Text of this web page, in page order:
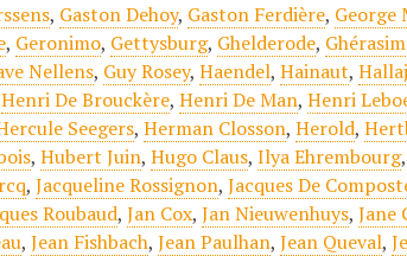
, Gaston Dehoy, Gaston Ferdière, George
, Geronimo, Gettysburg, Ghelderode,
Nellens, Guy Rosey,Haendel,Hainaut,
Henri De Brouckère,Henri De Man,Henri
Seegers,Herman Closson,Herold,
,Hubert Juin,Hugo Claus,Ilya Ehrembourg
,Jacqueline Rossignon,Jacques De
Roubaud,Jan Cox,Jan Nieuwenhuys,Jane
,Jean Fishbach,Jean Paulhan,Jean Queval,